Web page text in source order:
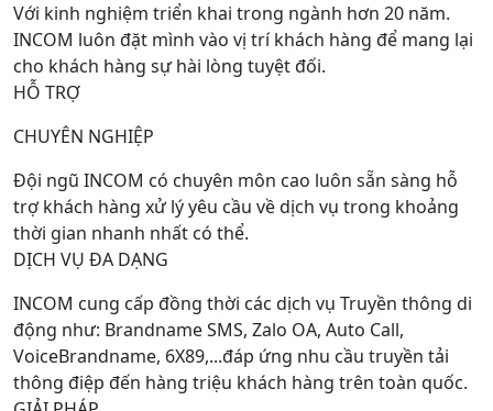
Với kinh nghiệm triển khai trong ngành hơn 20 năm.
INCOM luôn đặt mình vào vị trí khách hàng để mang lại
cho khách hàng sự hài lòng tuyệt đối.
HỖ TRỢ
CHUYÊN NGHIỆP
Đội ngũ INCOM có chuyên môn cao luôn sẵn sàng hỗ
trợ khách hàng xử lý yêu cầu về dịch vụ trong khoảng
thời gian nhanh nhất có thể.
DỊCH VỤ ĐA DẠNG
INCOM cung cấp đồng thời các dịch vụ Truyền thông di
động như: Brandname SMS, Zalo OA, Auto Call,
VoiceBrandname, 6X89,...đáp ứng nhu cầu truyền tải
thông điệp đến hàng triệu khách hàng trên toàn quốc.